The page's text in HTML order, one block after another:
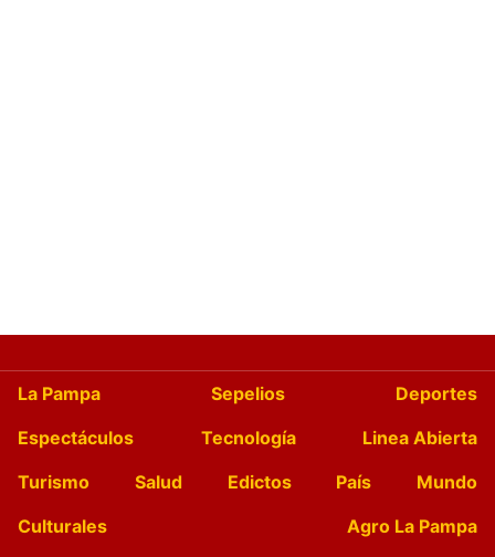
La Pampa Sepelios
Deportes
Espectáculos
Tecnología
Linea Abierta
Turismo
Salud Edictos País
Mundo
Culturales
Agro La Pampa